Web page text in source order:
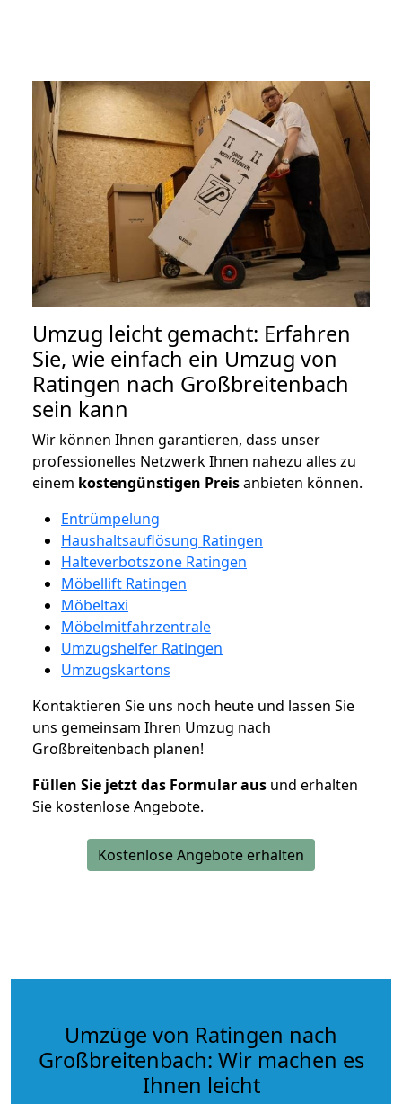
Umzug leicht gemacht: Erfahren
Sie, wie einfach ein Umzug von
Ratingen nach Großbreitenbach
sein kann
Wir können Ihnen garantieren, dass unser
professionelles Netzwerk Ihnen nahezu alles zu
einem kostengünstigen Preisanbieten können.
Entrümpelung
Haushaltsauflösung Ratingen
Halteverbotszone Ratingen
Möbellift Ratingen
Möbeltaxi
Möbelmitfahrzentrale
Umzugshelfer Ratingen
Umzugskartons
Kontaktieren Sie uns noch heute und lassen Sie
uns gemeinsam Ihren Umzug nach
Großbreitenbach planen!
Füllen Sie jetzt das Formular aus und erhalten
Sie kostenlose Angebote.
Kostenlose Angebote erhalten
Umzüge von Ratingen nach
Großbreitenbach: Wir machen es
Ihnen leicht